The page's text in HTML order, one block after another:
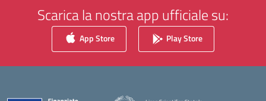
Scarica la nostra app ufficiale su:
App Store Play Store